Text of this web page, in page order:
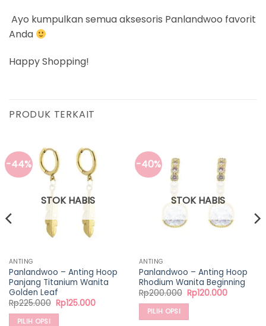
Ayo kumpulkan semua aksesoris Panlandwoo favorit
Anda
Happy Shopping!
PRODUK TERKAIT
-44%
STOK HABIS
ANTING
Panlandwoo – Anting Hoop
Panjang Titanium Wanita
Golden Leaf
Rp225.000 Harga
aslinya
Rp125.000Harga
PILIH OPSI
-40%
STOK HABIS
ANTING
Panlandwoo – Anting Hoop
Rhodium Wanita Beginning
Rp200.000 Harga
aslinya
Rp120.000Harga
PILIH OPSI